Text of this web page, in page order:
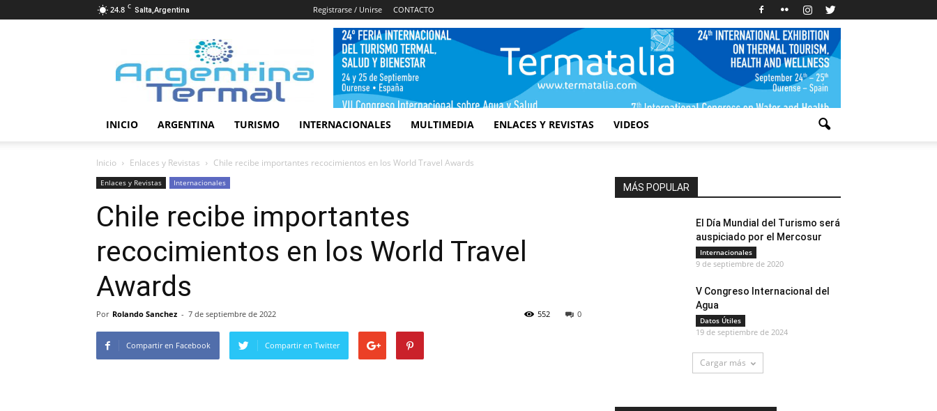
24.8 C Salta,Argentina Registrarse / Unirse CONTACTO
INICIO ARGENTINA TURISMO INTERNACIONALES MULTIMEDIA ENLACES Y REVISTAS VIDEOS
Inicio Enlaces y Revistas Chile recibe importantes recocimientos en los World Travel Awards
Enlaces y Revistas Internacionales
Chile recibe importantes
recocimientos en los World Travel
Awards
Por Rolando Sanchez - 7 de septiembre de 2022 0
552
Compartir en Facebook Compartir en Twitter
MÁS POPULAR
El Día Mundial del Turismo será
auspiciado por el Mercosur
Internacionales
9 de septiembre de 2020
V Congreso Internacional del
Agua
Datos Útiles
19 de septiembre de 2024
Cargar más